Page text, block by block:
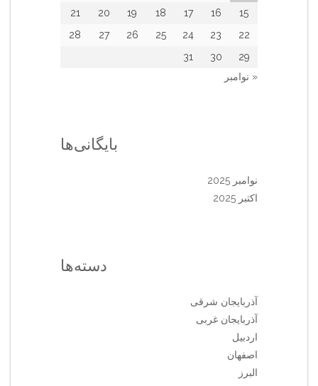
15
16
17
18
19
20
21
22
23
24
25
26
27
28
29
30
31
« نوامبر
بایگانی‌ها
نوامبر 2025
اکتبر 2025
دسته‌ها
آذربایجان شرقی
آذربایجان غربی
اردبیل
اصفهان
البرز